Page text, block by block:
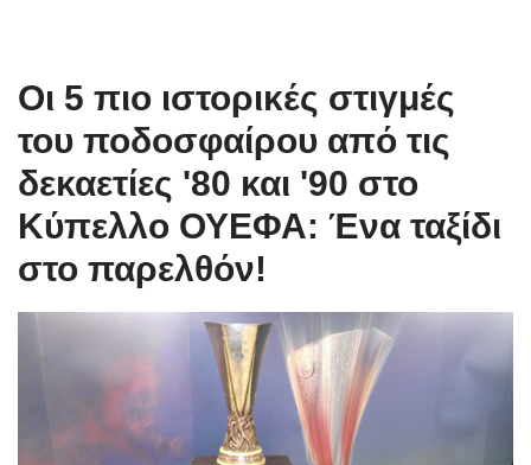
Οι 5 πιο ιστορικές στιγμές
του ποδοσφαίρου από τις
δεκαετίες '80 και '90 στο
Κύπελλο ΟΥΕΦΑ: Ένα ταξίδι
στο παρελθόν!